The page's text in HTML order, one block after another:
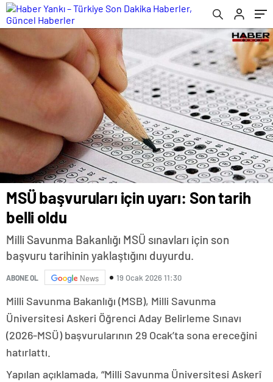
MSÜ başvuruları için uyarı: Son tarih
belli oldu
Milli Savunma Bakanlığı MSÜ sınavları için son
başvuru tarihinin yaklaştığını duyurdu.
ABONE OL News 19 Ocak 2026 11:30
Milli Savunma Bakanlığı (MSB), Milli Savunma
Üniversitesi Askeri Öğrenci Aday Belirleme Sınavı
(2026-MSÜ) başvurularının 29 Ocak’ta sona ereceğini
hatırlattı.
Yapılan açıklamada, “Milli Savunma Üniversitesi Askerî